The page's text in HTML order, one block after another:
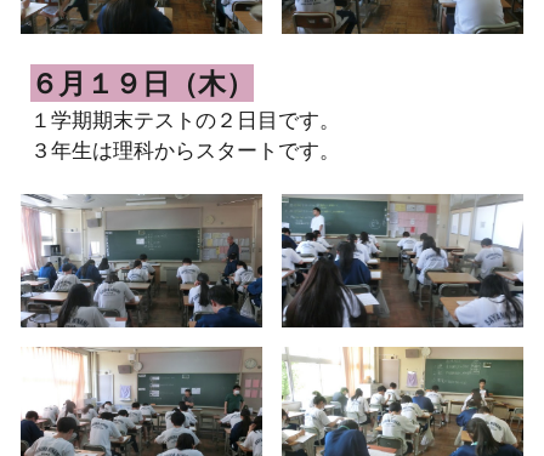
６月１９日（木）
１学期期末テストの２日目です。
３年生は理科からスタートです。